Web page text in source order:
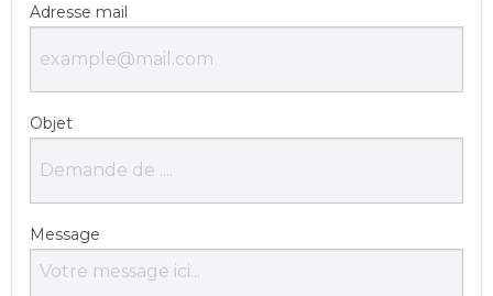
Adresse mail
Objet
Message